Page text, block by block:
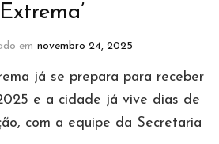
Extrema’
em novembro 24, 2025
já se prepara para receber
e a cidade já vive dias de
com a equipe da Secretaria